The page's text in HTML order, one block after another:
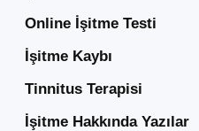
Online İşitme Testi
İşitme Kaybı
Tinnitus Terapisi
İşitme Hakkında Yazılar